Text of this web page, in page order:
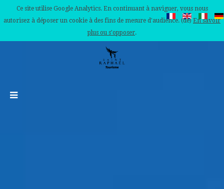
Ce site utilise Google Analytics. En continuant à naviguer, vous nous
autorisez à déposer un cookie à des fins de mesure d'audience. (de) En savoir
plus ou s'opposer.